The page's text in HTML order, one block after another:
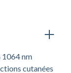
1064 nm
cutanées